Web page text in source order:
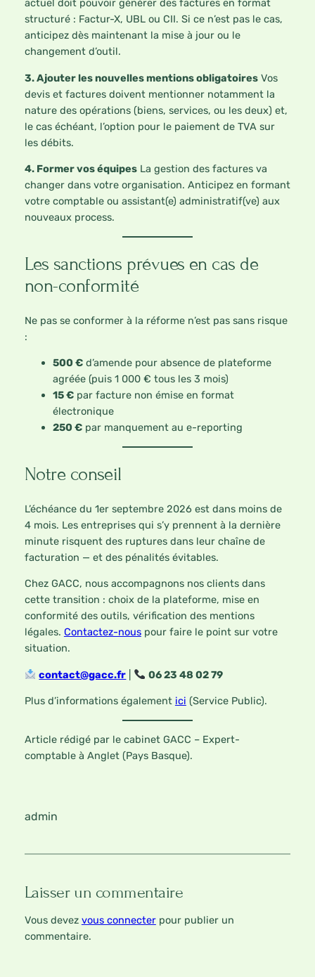
actuel doit pouvoir générer des factures en format
structuré : Factur-X, UBL ou CII. Si ce n’est pas le cas,
anticipez dès maintenant la mise à jour ou le
changement d’outil.
3. Ajouter les nouvelles mentions obligatoiresVos
devis et factures doivent mentionner notamment la
nature des opérations (biens, services, ou les deux) et,
le cas échéant, l’option pour le paiement de TVA sur
les débits.
4. Former vos équipesLa gestion des factures va
changer dans votre organisation. Anticipez en formant
votre comptable ou assistant(e) administratif(ve) aux
nouveaux process.
Les sanctions prévues en cas de
non-conformité
Ne pas se conformer à la réforme n’est pas sans risque
:
500 €d’amende pour absence de plateforme
agréée (puis 1 000 € tous les 3 mois)
15 €par facture non émise en format
électronique
250 €par manquement au e-reporting
Notre conseil
L’échéance du 1er septembre 2026 est dans moins de
4 mois. Les entreprises qui s’y prennent à la dernière
minute risquent des ruptures dans leur chaîne de
facturation — et des pénalités évitables.
Chez GACC, nous accompagnons nos clients dans
cette transition : choix de la plateforme, mise en
conformité des outils, vérification des mentions
légales. Contactez-nouspour faire le point sur votre
situation.
contact@gacc.fr 06 23 48 02 79
Plus d’informations également ici (Service Public).
Article rédigé par le cabinet GACC – Expert-
comptable à Anglet (Pays Basque).
admin
Laisser un commentaire
Vous devez vous connecterpour publier un
commentaire.